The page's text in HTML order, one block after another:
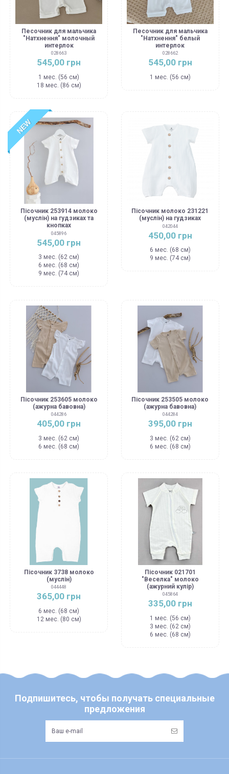
Песочник для мальчика
"Натхнення" молочный
интерлок
028663
545,00 грн
1 мес. (56 см)
18 мес. (86 см)
Песочник для мальчика
"Натхнення" белый
интерлок
028662
545,00 грн
1 мес. (56 см)
NEW
Пісочник 253914 молоко
(муслін) на гудзиках та
кнопках
045896
545,00 грн
3 мес. (62 см)
6 мес. (68 см)
9 мес. (74 см)
Пісочник молоко 231221
(муслін) на гудзиках
042044
450,00 грн
6 мес. (68 см)
9 мес. (74 см)
Пісочник 253605 молоко
(ажурна бавовна)
044286
405,00 грн
3 мес. (62 см)
6 мес. (68 см)
Пісочник 253505 молоко
(ажурна бавовна)
044284
395,00 грн
3 мес. (62 см)
6 мес. (68 см)
Пісочник 3738 молоко
(муслін)
044448
365,00 грн
6 мес. (68 см)
12 мес. (80 см)
Пісочник 021701
"Веселка" молоко
(ажурний кулір)
045864
335,00 грн
1 мес. (56 см)
3 мес. (62 см)
6 мес. (68 см)
Подпишитесь, чтобы получать специальные
предложения